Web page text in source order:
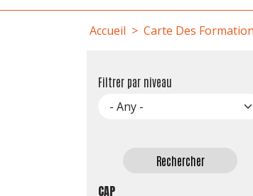
Fil d'Ariane
Accueil Carte Des
Filtrer par niveau
CAP